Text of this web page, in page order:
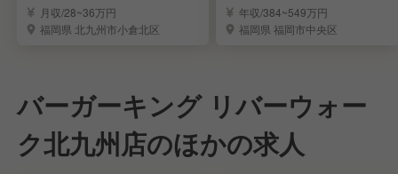
月収/28~36万円
福岡県 北九州市小倉北区
週休2日制】
年収/384~549万円
福岡県 福岡市中央区
バーガーキング リバーウォー
ク北九州店のほかの求人